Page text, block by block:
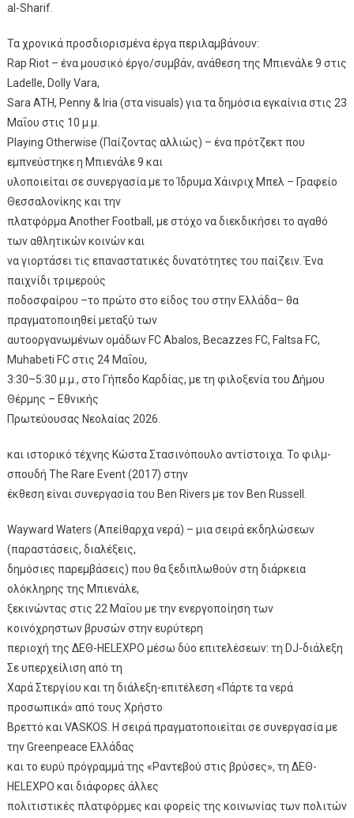
al-Sharif.
Τα χρονικά προσδιορισμένα έργα περιλαμβάνουν:
Rap Riot – ένα μουσικό έργο/συμβάν, ανάθεση της Μπιενάλε 9 στις
Ladelle, Dolly Vara,
Sara ATH, Penny & Iria (στα visuals) για τα δημόσια εγκαίνια στις 23
Μαΐου στις 10 μ.μ.
Playing Otherwise (Παίζοντας αλλιώς) – ένα πρότζεκτ που
εμπνεύστηκε η Μπιενάλε 9 και
υλοποιείται σε συνεργασία με το Ίδρυμα Χάινριχ Μπελ – Γραφείο
Θεσσαλονίκης και την
πλατφόρμα Another Football, με στόχο να διεκδικήσει το αγαθό
των αθλητικών κοινών και
να γιορτάσει τις επαναστατικές δυνατότητες του παίζειν. Ένα
παιχνίδι τριμερούς
ποδοσφαίρου –το πρώτο στο είδος του στην Ελλάδα– θα
πραγματοποιηθεί μεταξύ των
αυτοοργανωμένων ομάδων FC Abalos, Becazzes FC, Faltsa FC,
Muhabeti FC στις 24 Μαΐου,
3:30–5:30 μ.μ., στο Γήπεδο Καρδίας, με τη φιλοξενία του Δήμου
Θέρμης – Εθνικής
Πρωτεύουσας Νεολαίας 2026.
και ιστορικό τέχνης Κώστα Στασινόπουλο αντίστοιχα. Το φιλμ-
σπουδή The Rare Εvent (2017) στην
έκθεση είναι συνεργασία του Ben Rivers με τον Ben Russell.
Wayward Waters (Απείθαρχα νερά) – μια σειρά εκδηλώσεων
(παραστάσεις, διαλέξεις,
δημόσιες παρεμβάσεις) που θα ξεδιπλωθούν στη διάρκεια
ολόκληρης της Μπιενάλε,
ξεκινώντας στις 22 Μαΐου με την ενεργοποίηση των
κοινόχρηστων βρυσών στην ευρύτερη
περιοχή της ΔΕΘ-HELEXPO μέσω δύο επιτελέσεων: τη DJ-διάλεξη
Σε υπερχείλιση από τη
Χαρά Στεργίου και τη διάλεξη-επιτέλεση «Πάρτε τα νερά
προσωπικά» από τους Χρήστο
Βρεττό και VASKOS. Η σειρά πραγματοποιείται σε συνεργασία με
την Greenpeace Ελλάδας
και το ευρύ πρόγραμμά της «Ραντεβού στις βρύσες», τη ΔΕΘ-
HELEXPO και διάφορες άλλες
πολιτιστικές πλατφόρμες και φορείς της κοινωνίας των πολιτών